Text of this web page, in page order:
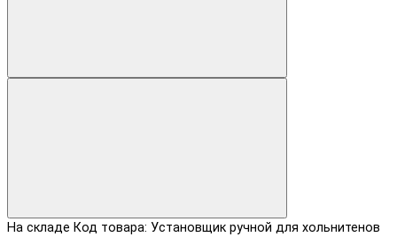
На складе Код товара: Установщик ручной для хольнитенов